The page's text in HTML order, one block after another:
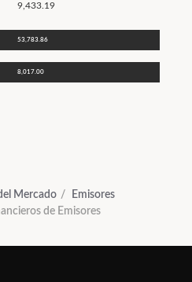
9,433.19
53,783.86
8,017.00
Mercado
Emisores
de Emisores